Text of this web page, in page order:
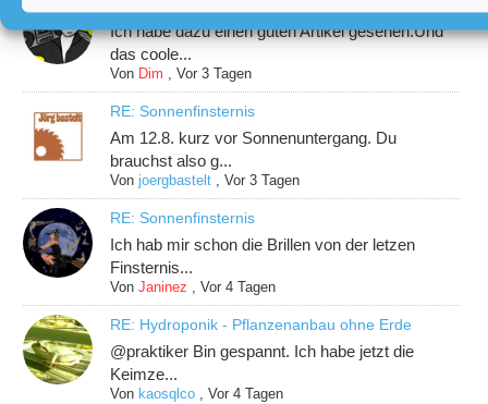
Ich habe dazu einen guten Artikel gesehen.Und
das coole...
Von Dim ,Vor 3 Tagen
RE: Sonnenfinsternis
Am 12.8. kurz vor Sonnenuntergang. Du
brauchst also g...
Vonjoergbastelt ,Vor 3 Tagen
RE: Sonnenfinsternis
Ich hab mir schon die Brillen von der letzen
Finsternis...
VonJaninez ,Vor 4 Tagen
RE: Hydroponik - Pflanzenanbau ohne Erde
@praktiker Bin gespannt. Ich habe jetzt die
Keimze...
Von kaosqlco ,Vor 4 Tagen